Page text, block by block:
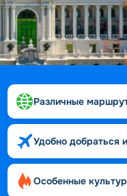
Различные
Удобно добраться
Особенные